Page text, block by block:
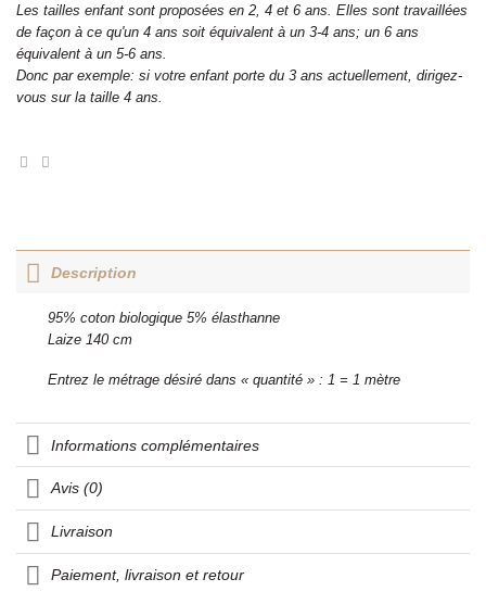
Les tailles enfant sont proposées en 2, 4 et 6 ans. Elles sont travaillées
de façon à ce qu'un 4 ans soit équivalent à un 3-4 ans; un 6 ans
équivalent à un 5-6 ans.
Donc par exemple: si votre enfant porte du 3 ans actuellement, dirigez-
vous sur la taille 4 ans.
Description
95% coton biologique 5% élasthanne
Laize 140 cm
Entrez le métrage désiré dans « quantité » : 1 = 1 mètre
Informations complémentaires
Avis (0)
Livraison
Paiement, livraison et retour